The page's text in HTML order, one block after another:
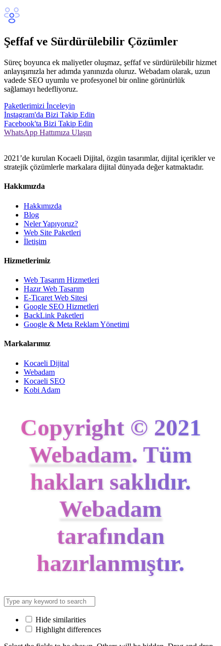
Şeffaf ve Sürdürülebilir Çözümler
Süreç boyunca ek maliyetler oluşmaz, şeffaf ve sürdürülebilir hizmet
anlayışımızla her adımda yanınızda oluruz. Webadam olarak, uzun
vadede SEO uyumlu ve profesyonel bir online görünürlük
sağlamayı hedefliyoruz.
Paketlerimizi İnceleyin
İnstagram'da Bizi Takip Edin
Facebook'ta Bizi Takip Edin
WhatsApp Hattımıza Ulaşın
2021’de kurulan Kocaeli Dijital, özgün tasarımlar, dijital içerikler ve
stratejik çözümlerle markalara dijital dünyada değer katmaktadır.
Hakkımızda
Hakkımızda
Blog
Neler Yapıyoruz?
Web Site Paketleri
İletişim
Hizmetlerimiz
Web Tasarım Hizmetleri
Hazır Web Tasarım
E-Ticaret Web Sitesi
Google SEO Hizmetleri
BackLink Paketleri
Google & Meta Reklam Yönetimi
Markalarımız
Kocaeli Dijital
Webadam
Kocaeli SEO
Kobi Adam
Copyright © 2021
Webadam. Tüm
hakları saklıdır.
Webadam
tarafından
hazırlanmıştır.
Hide similarities
Highlight differences